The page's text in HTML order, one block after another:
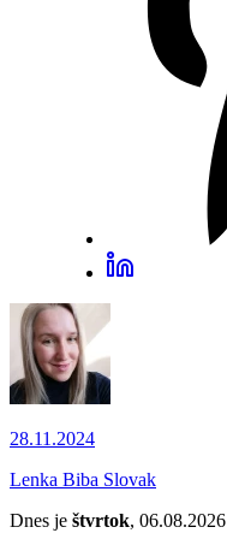
28.11.2024
Lenka Biba Slovak
Dnes je štvrtok, 06.08.2026